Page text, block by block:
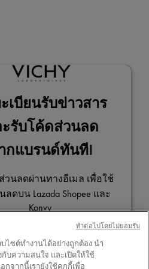
ขึ้น กระชับขึ้น และโ
หนักแค่ไหนก็ตาม
บไซต์
ไซต์ทำงานได้อย่างถูกต้อง นำ
บความสนใจ และเปิดให้ใช้
จากนี้เรายังใช้คุกกี้เพื่อ
ทําต่อไปโดยไม่ยอมรับ